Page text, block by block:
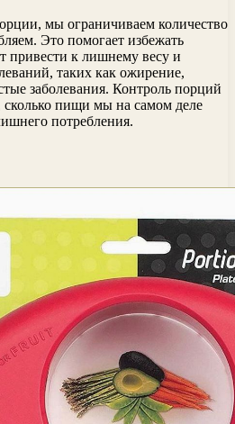
мы ограничиваем количество
Это помогает избежать
привести к лишнему весу и
таких как ожирение,
заболевания. Контроль порций
сколько пищи мы на самом деле
потребления.